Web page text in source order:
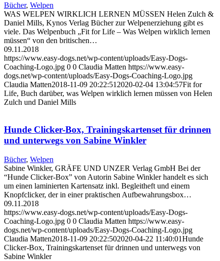
Bücher, Welpen
WAS WELPEN WIRKLICH LERNEN MÜSSEN Helen Zulch &
Daniel Mills, Kynos Verlag Bücher zur Welpenerziehung gibt es
viele. Das Welpenbuch „Fit for Life – Was Welpen wirklich lernen
müssen“ von den britischen…
09.11.2018
https://www.easy-dogs.net/wp-content/uploads/Easy-Dogs-
Coaching-Logo.jpg 0 0 Claudia Matten https://www.easy-
dogs.net/wp-content/uploads/Easy-Dogs-Coaching-Logo.jpg
Claudia Matten2018-11-09 20:22:51 2020-02-04 13:04:57Fit for
Life, Buch darüber, was Welpen wirklich lernen müssen von Helen
Zulch und Daniel Mills
Hunde Clicker-Box, Trainingskartenset für drinnen
und unterwegs von Sabine Winkler
Bücher, Welpen
Sabine Winkler, GRÄFE UND UNZER Verlag GmbH Bei der
“Hunde Clicker-Box” von Autorin Sabine Winkler handelt es sich
um einen laminierten Kartensatz inkl. Begleitheft und einem
Knopfclicker, der in einer praktischen Aufbewahrungsbox…
09.11.2018
https://www.easy-dogs.net/wp-content/uploads/Easy-Dogs-
Coaching-Logo.jpg 0 0 Claudia Matten https://www.easy-
dogs.net/wp-content/uploads/Easy-Dogs-Coaching-Logo.jpg
Claudia Matten2018-11-09 20:22:502020-04-22 11:40:01Hunde
Clicker-Box, Trainingskartenset für drinnen und unterwegs von
Sabine Winkler